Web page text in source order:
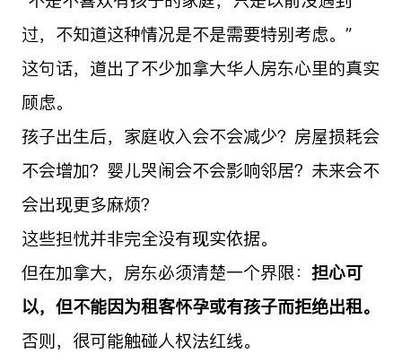
过，不知道这种情况是不是需要特别考虑。”
这句话，道出了不少加拿大华人房东心里的真实
顾虑。
孩子出生后，家庭收入会不会减少？房屋损耗会
不会增加？婴儿哭闹会不会影响邻居？未来会不
会出现更多麻烦？
这些担忧并非完全没有现实依据。
但在加拿大，房东必须清楚一个界限： 担心可
以，但不能因为租客怀孕或有孩子而拒绝出租。
否则，很可能触碰人权法红线。